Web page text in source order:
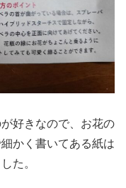
好きなので、お花の
細かく書いてある紙は
た。